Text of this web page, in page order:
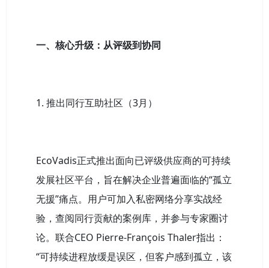
一、核心升级：从评级到协同
1. 推出同行互助社区（3月）
EcoVadis正式推出面向已评级供应商的可持续
发展社区平台，旨在解决企业普遍面临的“孤立
无援”痛点。用户可加入私密网络分享实战经
验，查阅同行贡献的案例库，并参与专家圈讨
论。联合CEO Pierre-François Thaler指出：
“可持续进程放缓是误区，但客户感到孤立，该